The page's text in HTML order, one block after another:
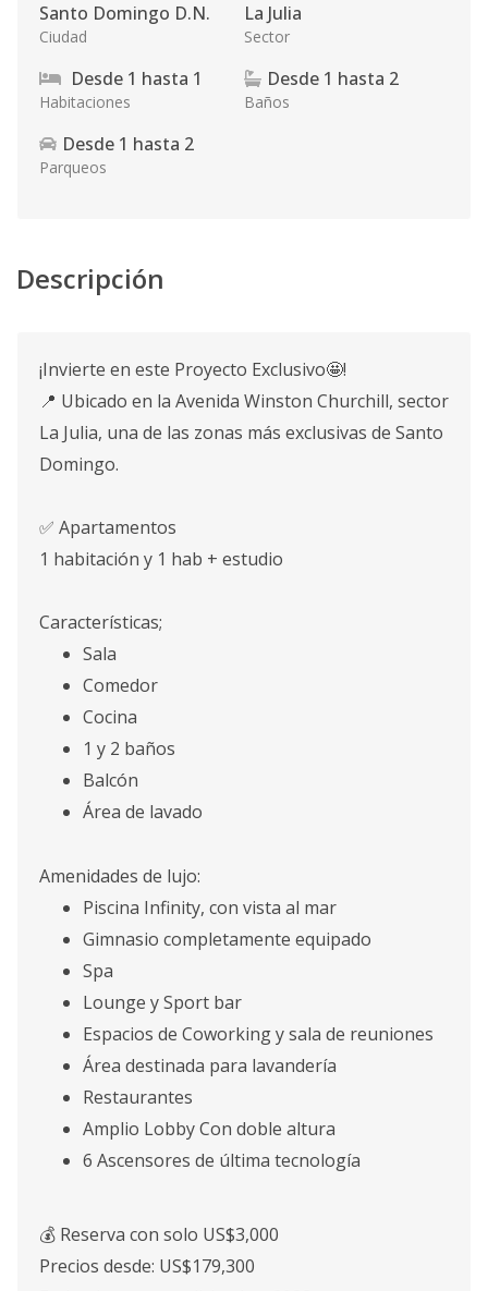
Santo Domingo D.N.
Ciudad
La Julia
Sector
Desde 1 hasta 1
Habitaciones
Desde 1 hasta 2
Baños
Desde 1 hasta 2
Parqueos
Descripción
¡Invierte en este Proyecto Exclusivo🤩!
📍 Ubicado en la Avenida Winston Churchill, sector
La Julia, una de las zonas más exclusivas de Santo
Domingo.
✅ Apartamentos
1 habitación y 1 hab + estudio
Características;
Sala
Comedor
Cocina
1 y 2 baños
Balcón
Área de lavado
Amenidades de lujo:
Piscina Infinity, con vista al mar
Gimnasio completamente equipado
Spa
Lounge y Sport bar
Espacios de Coworking y sala de reuniones
Área destinada para lavandería
Restaurantes
Amplio Lobby Con doble altura
6 Ascensores de última tecnología
💰 Reserva con solo US$3,000
Precios desde: US$179,300